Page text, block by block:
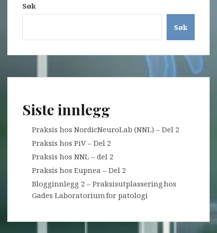
Søk
Søk
Siste innlegg
Praksis hos NordicNeuroLab (NNL) – Del 2
Praksis hos PiV – Del 2
Praksis hos NNL – del 2
Praksis hos Eupnea – Del 2
Blogginnlegg 2 – Praksisutplassering hos
Gades Laboratorium for patologi